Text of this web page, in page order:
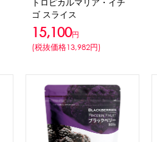
ゴ スライス
15,100円
(税抜価格13,982円)